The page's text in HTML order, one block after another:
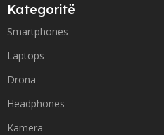
Kategoritë
Smartphones
Laptops
Drona
Headphones
Kamera